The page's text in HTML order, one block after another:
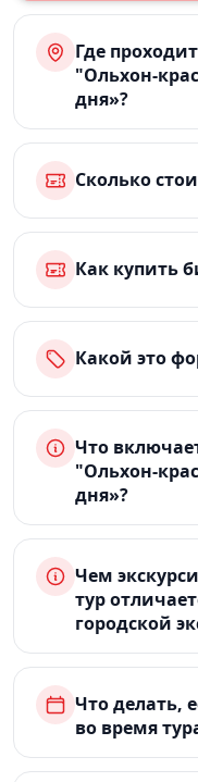
Где
"Ольхон-
дня»?
Сколько
Как купить
Какой это
Что
"Ольхон-
дня»?
Чем
тур
городской
Что делать,
во время